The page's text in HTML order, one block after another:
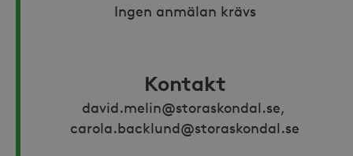
Ingen anmälan krävs
Kontakt
david.melin@storaskondal.se,
carola.backlund@storaskondal.se